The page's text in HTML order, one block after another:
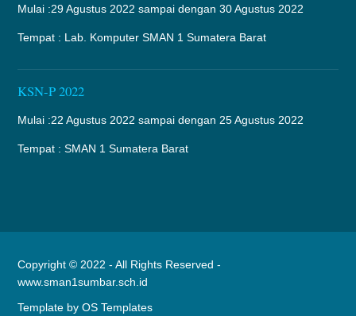
Mulai :29 Agustus 2022 sampai dengan 30 Agustus 2022
Tempat : Lab. Komputer SMAN 1 Sumatera Barat
KSN-P 2022
Mulai :22 Agustus 2022 sampai dengan 25 Agustus 2022
Tempat : SMAN 1 Sumatera Barat
Copyright © 2022 - All Rights Reserved -
www.sman1sumbar.sch.id
Template byOS Templates